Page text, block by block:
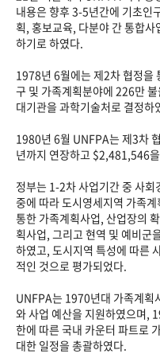
내용은 향후 3-5년간에 기초인
획, 홍보교육, 다분야 간 통합
하기로 하였다.
1978년 6월에는 제2차 협정을
구 및 가족계획분야에 226만
대기관을 과학기술처로 결정하
1980년 6월 UNFPA는 제3차
년까지 연장하고 $2,481,546
정부는 1-2차 사업기간 중 사
중에 따라 도시영세지역 가족
통한 가족계획사업, 산업장의
획사업, 그리고 현역 및 예비군
하였고, 도시지역 특성에 따른
적인 것으로 평가되었다.
UNFPA는 1970년대 가족계획
와 사업 예산을 지원하였으며,
한에 따른 국내 카운터 파트로
대한 일정을 총괄하였다.